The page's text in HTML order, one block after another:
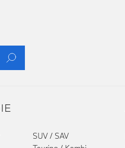
SUV / SAV